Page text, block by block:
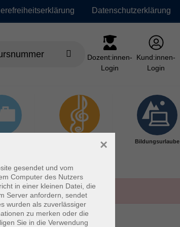
Datenschutzerklärung
Dozent:innen-
Login
Kund:innen-
Login
Bildungsurlaube
gesendet und vom
Computer des Nutzers
in einer kleinen Datei, die
Server anfordern, sendet
wurden als zuverlässiger
zu merken oder die
Sie in die Verwendung
×